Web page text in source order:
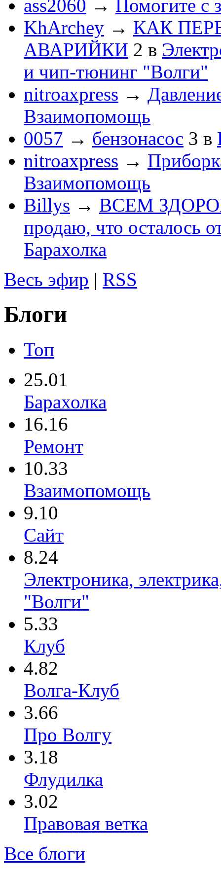
ass2060 → Помогите с
KhArchey → КАК
АВАРИЙКИ 2 в
и чип-тюнинг "Волги"
nitroaxpress →
Взаимопомощь
0057 → бензонасос 3 в
nitroaxpress →
Взаимопомощь
Billys → ВСЕМ
продаю, что осталось
Барахолка
Весь эфир | RSS
Блоги
Топ
25.01
Барахолка
16.16
Ремонт
10.33
Взаимопомощь
9.10
Сайт
8.24
Электроника,
"Волги"
5.33
Клуб
4.82
Волга-Клуб
3.66
Про Волгу
3.18
Флудилка
3.02
Правовая ветка
Все блоги